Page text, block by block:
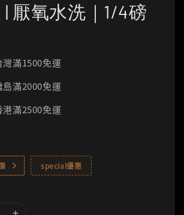
| 厭氧水洗｜1/4磅
灣滿1500免運
島滿2000免運
港滿2500免運
special優惠